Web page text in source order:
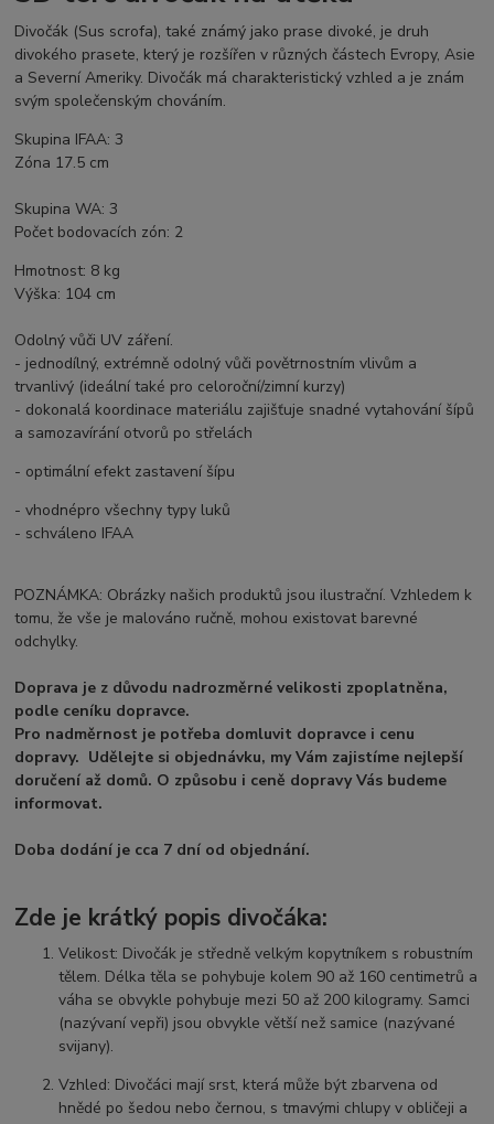
Divočák (Sus scrofa), také známý jako prase divoké, je druh
divokého prasete, který je rozšířen v různých částech Evropy, Asie
a Severní Ameriky. Divočák má charakteristický vzhled a je znám
svým společenským chováním.
Skupina IFAA: 3
Zóna 17.5 cm
Skupina WA: 3
Počet bodovacích zón: 2
Hmotnost: 8 kg
Výška: 104 cm
Odolný vůči UV záření.
- jednodílný, extrémně odolný vůči povětrnostním vlivům a
trvanlivý (ideální také pro celoroční/zimní kurzy)
- dokonalá koordinace materiálu zajišťuje snadné vytahování šípů
a samozavírání otvorů po střelách
- optimální efekt zastavení šípu
- vhodnépro všechny typy luků
- schváleno IFAA
POZNÁMKA: Obrázky našich produktů jsou ilustrační. Vzhledem k
tomu, že vše je malováno ručně, mohou existovat barevné
odchylky.
Doprava je z důvodu nadrozměrné velikosti zpoplatněna,
podle ceníku dopravce.
Pro nadměrnost je potřeba domluvit dopravce i cenu
dopravy. Udělejte si objednávku, my Vám zajistíme nejlepší
doručení až domů. O způsobu i ceně dopravy Vás budeme
informovat.
Doba dodání je cca 7 dní od objednání.
Zde je krátký popis divočáka:
Velikost: Divočák je středně velkým kopytníkem s robustním
tělem. Délka těla se pohybuje kolem 90 až 160 centimetrů a
váha se obvykle pohybuje mezi 50 až 200 kilogramy. Samci
(nazývaní vepři) jsou obvykle větší než samice (nazývané
svijany).
Vzhled: Divočáci mají srst, která může být zbarvena od
hnědé po šedou nebo černou, s tmavými chlupy v obličeji a